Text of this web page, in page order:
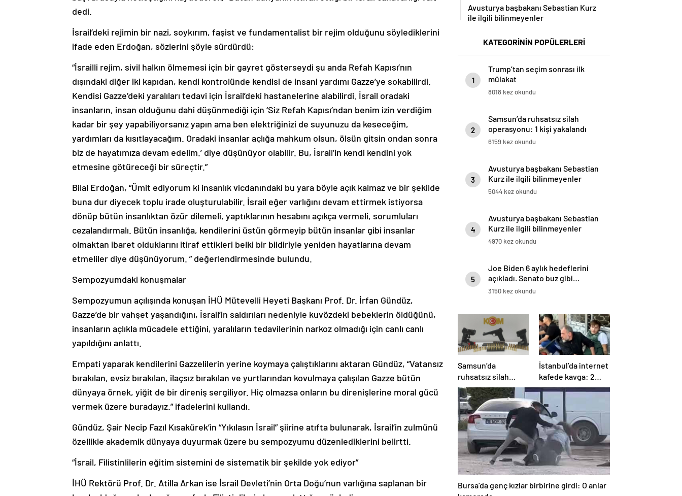
dedi.
ifade eden Erdoğan, sözlerini şöyle sürdürdü:
dışındaki diğer iki kapıdan, kendi kontrolünde kendisi de insani yardımı Gazze’ye sokabilirdi.
Kendisi Gazze’deki yaralıları tedavi için İsrail’deki hastanelerine alabilirdi. İsrail oradaki
insanların, insan olduğunu dahi düşünmediği için ‘Siz Refah Kapısı’ndan benim izin verdiğim
kadar bir şey yapabiliyorsanız yapın ama ben elektriğinizi de suyunuzu da keseceğim,
yardımları da kısıtlayacağım. Oradaki insanlar açlığa mahkum olsun, ölsün gitsin ondan sonra
biz de hayatımıza devam edelim.’ diye düşünüyor olabilir. Bu, İsrail’in kendi kendini yok
etmesine götüreceği bir süreçtir.”
buna dur diyecek toplu irade oluşturulabilir. İsrail eğer varlığını devam ettirmek istiyorsa
dönüp bütün insanlıktan özür dilemeli, yaptıklarının hesabını açıkça vermeli, sorumluları
cezalandırmalı. Bütün insanlığa, kendilerini üstün görmeyip bütün insanlar gibi insanlar
olmaktan ibaret olduklarını itiraf ettikleri belki bir bildiriyle yeniden hayatlarına devam
etmeliler diye düşünüyorum. ” değerlendirmesinde bulundu.
Gazze’de bir vahşet yaşandığını, İsrail’in saldırıları nedeniyle kuvözdeki bebeklerin öldüğünü,
insanların açlıkla mücadele ettiğini, yaralıların tedavilerinin narkoz olmadığı için canlı canlı
yapıldığını anlattı.
bırakılan, evsiz bırakılan, ilaçsız bırakılan ve yurtlarından kovulmaya çalışılan Gazze bütün
dünyaya örnek, yiğit de bir direniş sergiliyor. Hiç olmazsa onların bu direnişlerine moral gücü
vermek üzere buradayız.” ifadelerini kullandı.
özellikle akademik dünyaya duyurmak üzere bu sempozyumu düzenlediklerini belirtti.
bıçak olduğunu, bu bıçağın en fazla Filistinlilerin kanını akıttığını söyledi.
ile ilgili bilinmeyenler
1
mülakat
8018 kez okundu
2
operasyonu: 1 kişi yakalandı
6159 kez okundu
3
Kurz ile ilgili bilinmeyenler
5044 kez okundu
4
Kurz ile ilgili bilinmeyenler
4970 kez okundu
5
açıkladı. Senato buz gibi…
3150 kez okundu
Samsun’da
ruhsatsız silah
operasyonu: 1 kişi
yakalandı
İstanbul’da internet
kafede kavga: 2
yaralı
Bursa’da genç kızlar birbirine girdi: O anlar
kamerada